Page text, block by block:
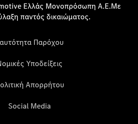
Ελλάς Μονοπρόσωπη Α.Ε.Με
παντός δικαιώματος.
Παρόχου
Υποδείξεις
Απορρήτου
Social Media